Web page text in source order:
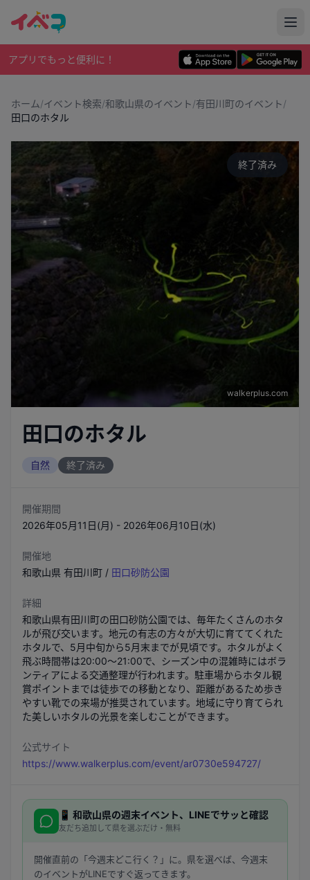
アプリでもっと便利に！
ホーム/イベント検索/和歌山県のイベント/有田川町のイベント/
田口のホタル
walkerplus.com
終了済み
田口のホタル
自然 終了済み
開催期間
2026年05月11日(月) - 2026年06月10日(水)
開催地
和歌山県 有田川町 / 田口砂防公園
詳細
和歌山県有田川町の田口砂防公園では、毎年たくさんのホタ
ルが飛び交います。地元の有志の方々が大切に育ててくれた
ホタルで、5月中旬から5月末までが見頃です。ホタルがよく
飛ぶ時間帯は20:00〜21:00で、シーズン中の混雑時にはボラ
ンティアによる交通整理が行われます。駐車場からホタル観
賞ポイントまでは徒歩での移動となり、距離があるため歩き
やすい靴での来場が推奨されています。地域に守り育てられ
た美しいホタルの光景を楽しむことができます。
公式サイト
https://www.walkerplus.com/event/ar0730e594727/
📱 和歌山県の週末イベント、LINEでサッと確認
友だち追加して県を選ぶだけ・無料
開催直前の「今週末どこ行く？」に。県を選べば、今週末
のイベントがLINEですぐ返ってきます。